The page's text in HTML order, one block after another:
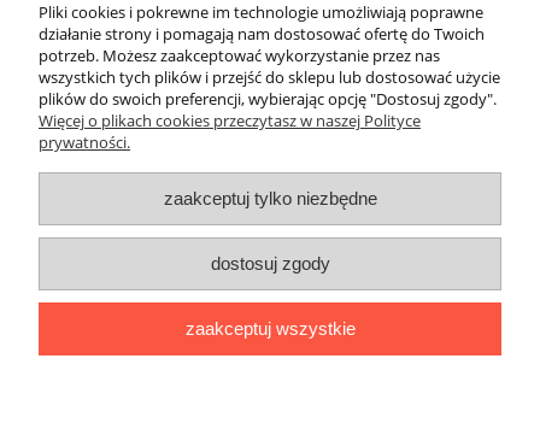
Nie znaleziono produktów spełniających podane kryteria.
Pomoc
Moje konto
Płatności i dostawa
Informacje
Pliki cookies i pokrewne im technologie umożliwiają poprawne
działanie strony i pomagają nam dostosować ofertę do Twoich
potrzeb. Możesz zaakceptować wykorzystanie przez nas
wszystkich tych plików i przejść do sklepu lub dostosować użycie
plików do swoich preferencji, wybierając opcję "Dostosuj zgody".
Więcej o plikach cookies przeczytasz w naszej Polityce
prywatności.
zaakceptuj tylko niezbędne
dostosuj zgody
zaakceptuj wszystkie